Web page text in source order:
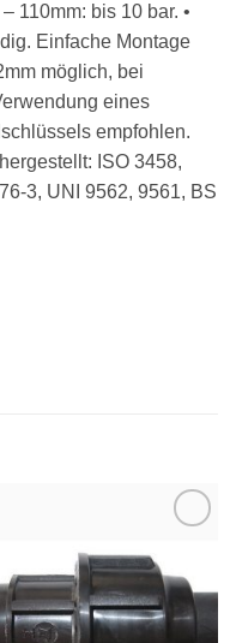
110mm: bis 10 bar. •
Einfache Montage
möglich, bei
eines
empfohlen.
ISO 3458,
3, UNI 9562, 9561, BS
Wunschliste
hinzufügen